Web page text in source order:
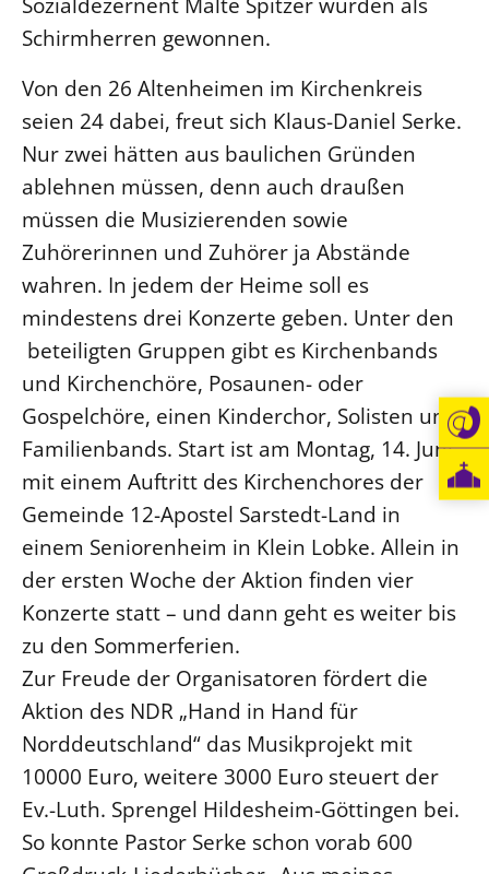
Schirmherren gewonnen.
Von den 26 Altenheimen im Kirchenkreis
seien 24 dabei, freut sich Klaus-Daniel Serke.
Nur zwei hätten aus baulichen Gründen
ablehnen müssen, denn auch draußen
müssen die Musizierenden sowie
Zuhörerinnen und Zuhörer ja Abstände
wahren. In jedem der Heime soll es
mindestens drei Konzerte geben. Unter den
beteiligten Gruppen gibt es Kirchenbands
und Kirchenchöre, Posaunen- oder
Gospelchöre, einen Kinderchor, Solisten und
Familienbands. Start ist am Montag, 14. Juni,
mit einem Auftritt des Kirchenchores der
Gemeinde 12-Apostel Sarstedt-Land in
einem Seniorenheim in Klein Lobke. Allein in
der ersten Woche der Aktion finden vier
Konzerte statt – und dann geht es weiter bis
zu den Sommerferien.
Zur Freude der Organisatoren fördert die
Aktion des NDR „Hand in Hand für
Norddeutschland“ das Musikprojekt mit
10000 Euro, weitere 3000 Euro steuert der
Ev.-Luth. Sprengel Hildesheim-Göttingen bei.
So konnte Pastor Serke schon vorab 600
Öffentlichkeitsarbeit
Projektmanagement
Terminstundenplaner